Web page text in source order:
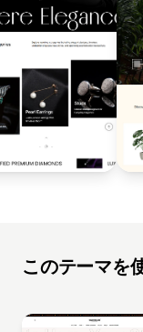
このテーマを